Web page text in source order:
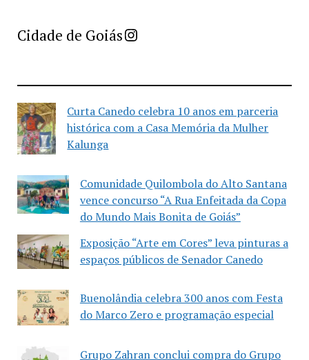
Cidade de GoiásImprensa Criativa da Cidade de Goiás
Curta Canedo celebra 10 anos em parceria
histórica com a Casa Memória da Mulher
Kalunga
Comunidade Quilombola do Alto Santana
vence concurso “A Rua Enfeitada da Copa
do Mundo Mais Bonita de Goiás”
Exposição “Arte em Cores” leva pinturas a
espaços públicos de Senador Canedo
Buenolândia celebra 300 anos com Festa
do Marco Zero e programação especial
Grupo Zahran conclui compra do Grupo